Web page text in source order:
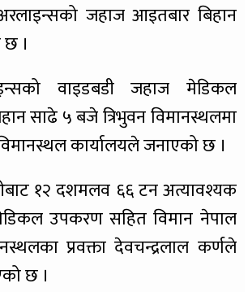
जहाज आइतबार बिहान
।
वाइडबडी जहाज मेडिकल
साढे ५ बजे त्रिभुवन विमानस्थलमा
कार्यालयले जनाएको छ ।
१२ दशमलव ६६ टन अत्यावश्यक
उपकरण सहित विमान नेपाल
प्रवक्ता देवचन्द्रलाल कर्णले
छ ।